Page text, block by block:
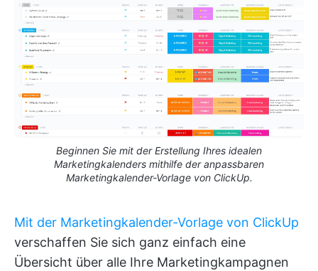
Beginnen Sie mit der Erstellung Ihres idealen
Marketingkalenders mithilfe der anpassbaren
Marketingkalender-Vorlage von ClickUp.
Mit der Marketingkalender-Vorlage von ClickUp
verschaffen Sie sich ganz einfach eine
Übersicht über alle Ihre Marketingkampagnen